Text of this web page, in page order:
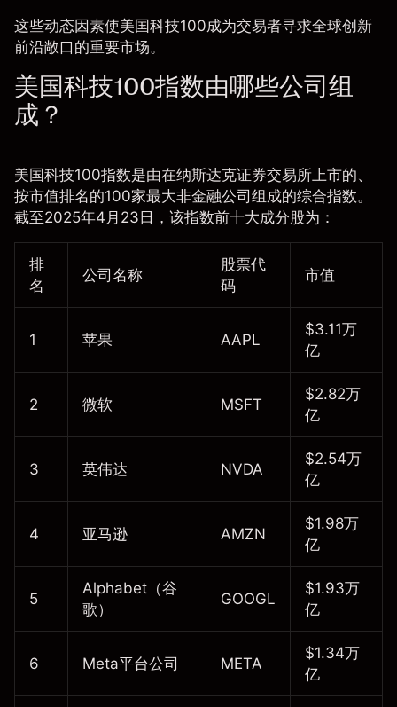
这些动态因素使美国科技100成为交易者寻求全球创新
前沿敞口的重要市场。
美国科技100指数由哪些公司组
成？
美国科技100指数是由在纳斯达克证券交易所上市的、
按市值排名的100家最大非金融公司组成的综合指数。
截至2025年4月23日，该指数前十大成分股为：
排
名
公司名称
股票代
码
市值
1 苹果 AAPL
$3.11万
亿
2 微软 MSFT
$2.82万
亿
3 英伟达 NVDA
$2.54万
亿
4 亚马逊 AMZN
$1.98万
亿
5
Alphabet（谷
歌）
GOOGL
$1.93万
亿
6 Meta平台公司 META
$1.34万
亿